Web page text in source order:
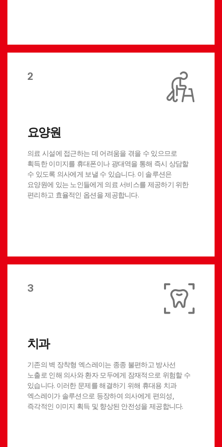
2
요양원
의료 시설에 접근하는 데 어려움을 겪을 수 있으므로
획득한 이미지를 휴대폰이나 광대역을 통해 즉시 상담할
수 있도록 의사에게 보낼 수 있습니다. 이 솔루션은
요양원에 있는 노인들에게 의료 서비스를 제공하기 위한
편리하고 효율적인 옵션을 제공합니다.
3
치과
기존의 벽 장착형 엑스레이는 종종 불편하고 방사선
노출로 인해 의사와 환자 모두에게 잠재적으로 위험할 수
있습니다. 이러한 문제를 해결하기 위해 휴대용 치과
엑스레이가 솔루션으로 등장하여 의사에게 편의성,
즉각적인 이미지 획득 및 향상된 안전성을 제공합니다.